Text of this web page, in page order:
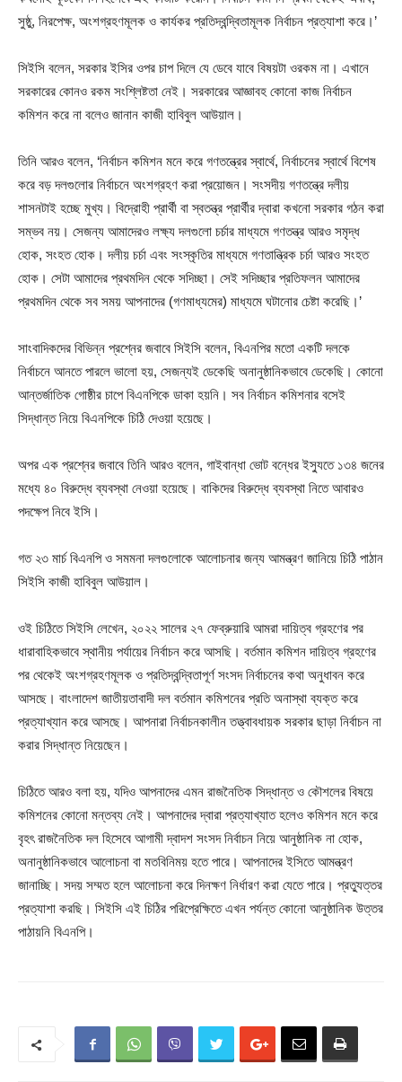
সুষ্ঠু, নিরপেক্ষ, অংশগ্রহণমূলক ও কার্যকর প্রতিদ্বন্দ্বিতামূলক নির্বাচন প্রত্যাশা করে।’
সিইসি বলেন, সরকার ইসির ওপর চাপ দিলে যে ডেবে যাবে বিষয়টা ওরকম না। এখানে
সরকারের কোনও রকম সংশ্লিষ্টতা নেই। সরকারের আজ্ঞাবহ কোনো কাজ নির্বাচন
কমিশন করে না বলেও জানান কাজী হাবিবুল আউয়াল।
তিনি আরও বলেন, ‘নির্বাচন কমিশন মনে করে গণতন্ত্রের স্বার্থে, নির্বাচনের স্বার্থে বিশেষ
করে বড় দলগুলোর নির্বাচনে অংশগ্রহণ করা প্রয়োজন। সংসদীয় গণতন্ত্রে দলীয়
শাসনটাই হচ্ছে মুখ্য। বিদ্রোহী প্রার্থী বা স্বতন্ত্র প্রার্থীর দ্বারা কখনো সরকার গঠন করা
সম্ভব নয়। সেজন্য আমাদেরও লক্ষ্য দলগুলো চর্চার মাধ্যমে গণতন্ত্র আরও সমৃদ্ধ
হোক, সংহত হোক। দলীয় চর্চা এবং সংস্কৃতির মাধ্যমে গণতান্ত্রিক চর্চা আরও সংহত
হোক। সেটা আমাদের প্রথমদিন থেকে সদিচ্ছা। সেই সদিচ্ছার প্রতিফলন আমাদের
প্রথমদিন থেকে সব সময় আপনাদের (গণমাধ্যমের) মাধ্যমে ঘটানোর চেষ্টা করেছি।’
সাংবাদিকদের বিভিন্ন প্রশ্নের জবাবে সিইসি বলেন, বিএনপির মতো একটি দলকে
নির্বাচনে আনতে পারলে ভালো হয়, সেজন্যই ডেকেছি অনানুষ্ঠানিকভাবে ডেকেছি। কোনো
আন্তর্জাতিক গোষ্ঠীর চাপে বিএনপিকে ডাকা হয়নি। সব নির্বাচন কমিশনার বসেই
সিদ্ধান্ত নিয়ে বিএনপিকে চিঠি দেওয়া হয়েছে।
অপর এক প্রশ্নের জবাবে তিনি আরও বলেন, গাইবান্ধা ভোট বন্ধের ইস্যুতে ১৩৪ জনের
মধ্যে ৪০ বিরুদ্ধে ব্যবস্থা নেওয়া হয়েছে। বাকিদের বিরুদ্ধে ব্যবস্থা নিতে আবারও
পদক্ষেপ নিবে ইসি।
গত ২৩ মার্চ বিএনপি ও সমমনা দলগুলোকে আলোচনার জন্য আমন্ত্রণ জানিয়ে চিঠি পাঠান
সিইসি কাজী হাবিবুল আউয়াল।
ওই চিঠিতে সিইসি লেখেন, ২০২২ সালের ২৭ ফেব্রুয়ারি আমরা দায়িত্ব গ্রহণের পর
ধারাবাহিকভাবে স্থানীয় পর্যায়ের নির্বাচন করে আসছি। বর্তমান কমিশন দায়িত্ব গ্রহণের
পর থেকেই অংশগ্রহণমূলক ও প্রতিদ্বন্দ্বিতাপূর্ণ সংসদ নির্বাচনের কথা অনুধাবন করে
আসছে। বাংলাদেশ জাতীয়তাবাদী দল বর্তমান কমিশনের প্রতি অনাস্থা ব্যক্ত করে
প্রত্যাখ্যান করে আসছে। আপনারা নির্বাচনকালীন তত্ত্বাবধায়ক সরকার ছাড়া নির্বাচন না
করার সিদ্ধান্ত নিয়েছেন।
চিঠিতে আরও বলা হয়, যদিও আপনাদের এমন রাজনৈতিক সিদ্ধান্ত ও কৌশলের বিষয়ে
কমিশনের কোনো মন্তব্য নেই। আপনাদের দ্বারা প্রত্যাখ্যাত হলেও কমিশন মনে করে
বৃহৎ রাজনৈতিক দল হিসেবে আগামী দ্বাদশ সংসদ নির্বাচন নিয়ে আনুষ্ঠানিক না হোক,
অনানুষ্ঠানিকভাবে আলোচনা বা মতবিনিময় হতে পারে। আপনাদের ইসিতে আমন্ত্রণ
জানাচ্ছি। সদয় সম্মত হলে আলোচনা করে দিনক্ষণ নির্ধারণ করা যেতে পারে। প্রত্যুত্তর
প্রত্যাশা করছি। সিইসি এই চিঠির পরিপ্রেক্ষিতে এখন পর্যন্ত কোনো আনুষ্ঠানিক উত্তর
পাঠায়নি বিএনপি।